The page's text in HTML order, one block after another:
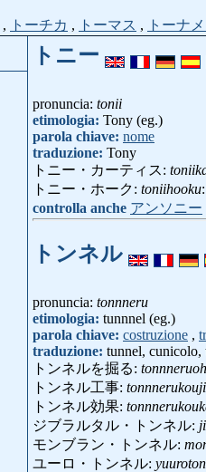
, トーチカ , トーマス , トーナ
トニー
pronuncia: tonii
etimologia: Tony (eg.)
parola chiave: nome
traduzione: Tony
トニー・カーティス:
トニー・ホーク: toniihooku
controlla anche アンソニー
トンネル
pronuncia: tonnneru
etimologia: tunnnel (eg.)
parola chiave: costruzione ,
traduzione: tunnel, cunicolo,
トンネルを掘る:
トンネル工事: tonnnerukouji
トンネル効果:
ジブラルタル・トンネル:
モンブラン・トンネル:
ユーロ・トンネル: